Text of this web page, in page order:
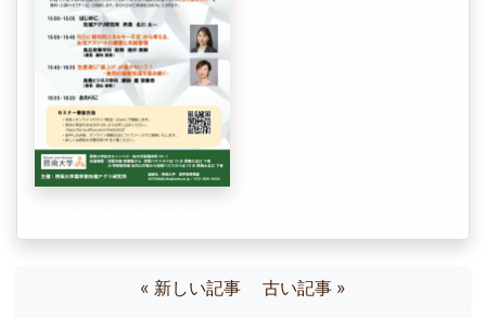
« 新しい記事 古い記事 »